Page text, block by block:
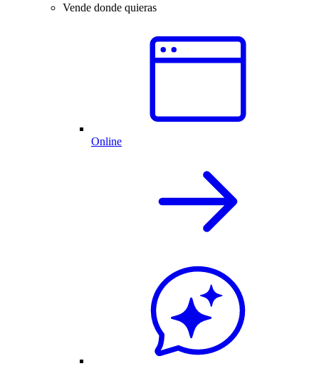
Vende donde quieras
Online